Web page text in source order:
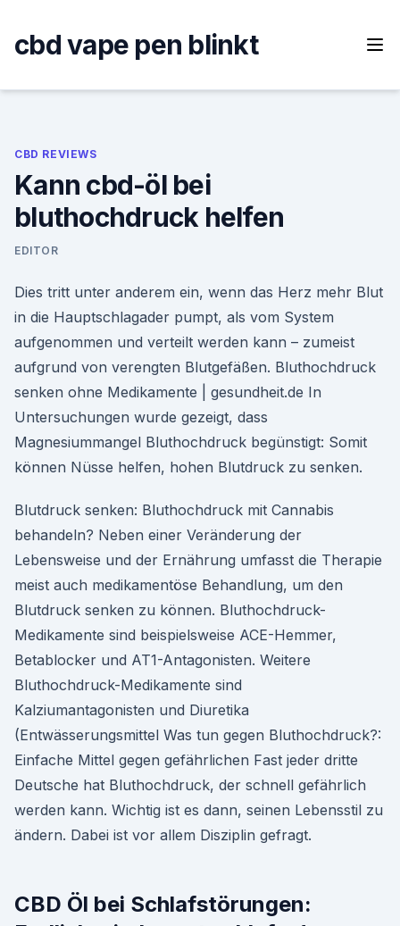
content
cbd vape pen blinkt
CBD REVIEWS
Kann cbd-öl bei
bluthochdruck helfen
EDITOR
Dies tritt unter anderem ein, wenn das Herz mehr Blut
in die Hauptschlagader pumpt, als vom System
aufgenommen und verteilt werden kann – zumeist
aufgrund von verengten Blutgefäßen. Bluthochdruck
senken ohne Medikamente | gesundheit.de In
Untersuchungen wurde gezeigt, dass
Magnesiummangel Bluthochdruck begünstigt: Somit
können Nüsse helfen, hohen Blutdruck zu senken.
Blutdruck senken: Bluthochdruck mit Cannabis
behandeln? Neben einer Veränderung der
Lebensweise und der Ernährung umfasst die Therapie
meist auch medikamentöse Behandlung, um den
Blutdruck senken zu können. Bluthochdruck-
Medikamente sind beispielsweise ACE-Hemmer,
Betablocker und AT1-Antagonisten. Weitere
Bluthochdruck-Medikamente sind
Kalziumantagonisten und Diuretika
(Entwässerungsmittel Was tun gegen Bluthochdruck?:
Einfache Mittel gegen gefährlichen Fast jeder dritte
Deutsche hat Bluthochdruck, der schnell gefährlich
werden kann. Wichtig ist es dann, seinen Lebensstil zu
ändern. Dabei ist vor allem Disziplin gefragt.
CBD Öl bei Schlafstörungen: